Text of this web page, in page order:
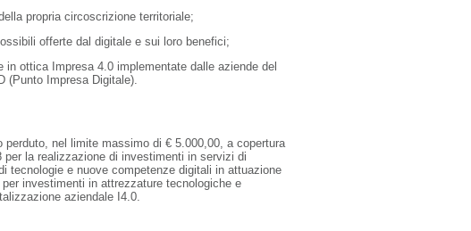
propria circoscrizione territoriale;
offerte dal digitale e sui loro benefici;
ottica Impresa 4.0 implementate dalle aziende del
(Punto Impresa Digitale).
perduto, nel limite massimo di € 5.000,00, a copertura
la realizzazione di investimenti in servizi di
tecnologie e nuove competenze digitali in attuazione
investimenti in attrezzature tecnologiche e
aziendale I4.0.